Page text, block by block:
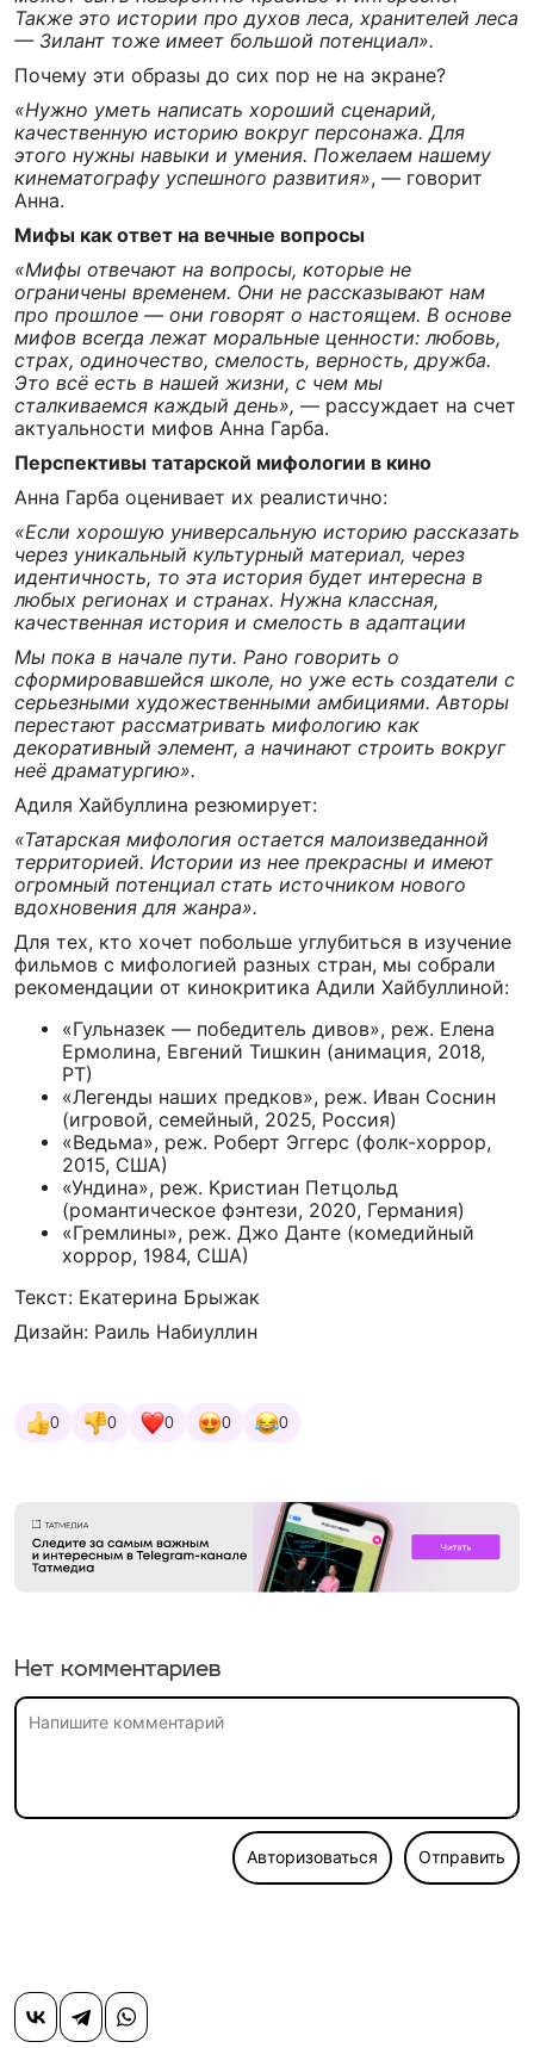
Также это истории про духов леса, хранителей леса
— Зилант тоже имеет большой потенциал».
Почему эти образы до сих пор не на экране?
«Нужно уметь написать хороший сценарий,
качественную историю вокруг персонажа. Для
этого нужны навыки и умения. Пожелаем нашему
кинематографу успешного развития», — говорит
Анна.
Мифы как ответ на вечные вопросы
«Мифы отвечают на вопросы, которые не
ограничены временем. Они не рассказывают нам
про прошлое — они говорят о настоящем. В основе
мифов всегда лежат моральные ценности: любовь,
страх, одиночество, смелость, верность, дружба.
Это всё есть в нашей жизни, с чем мы
сталкиваемся каждый день», — рассуждает на счет
актуальности мифов Анна Гарба.
Перспективы татарской мифологии в кино
Анна Гарба оценивает их реалистично:
«Если хорошую универсальную историю рассказать
через уникальный культурный материал, через
идентичность, то эта история будет интересна в
любых регионах и странах. Нужна классная,
качественная история и смелость в адаптации
Мы пока в начале пути. Рано говорить о
сформировавшейся школе, но уже есть создатели с
серьезными художественными амбициями. Авторы
перестают рассматривать мифологию как
декоративный элемент, а начинают строить вокруг
неё драматургию».
Адиля Хайбуллина резюмирует:
«Татарская мифология остается малоизведанной
территорией. Истории из нее прекрасны и имеют
огромный потенциал стать источником нового
вдохновения для жанра».
Для тех, кто хочет побольше углубиться в изучение
фильмов с мифологией разных стран, мы собрали
рекомендации от кинокритика Адили Хайбуллиной:
«Гульназек — победитель дивов», реж. Елена
Ермолина, Евгений Тишкин (анимация, 2018,
РТ)
«Легенды наших предков», реж. Иван Соснин
(игровой, семейный, 2025, Россия)
«Ведьма», реж. Роберт Эггерс (фолк-хоррор,
2015, США)
«Ундина», реж. Кристиан Петцольд
(романтическое фэнтези, 2020, Германия)
«Гремлины», реж. Джо Данте (комедийный
хоррор, 1984, США)
Текст: Екатерина Брыжак
Дизайн: Раиль Набиуллин
0 0 0 0 0
Нет комментариев
Авторизоваться Отправить